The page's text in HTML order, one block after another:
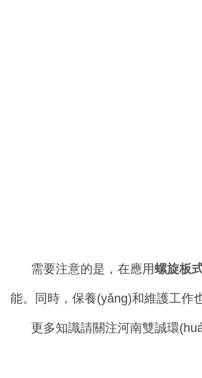
需要注意的是，在應用螺旋板
能。同時，保養(yǎng)和維護工
更多知識請關注河南雙誠環